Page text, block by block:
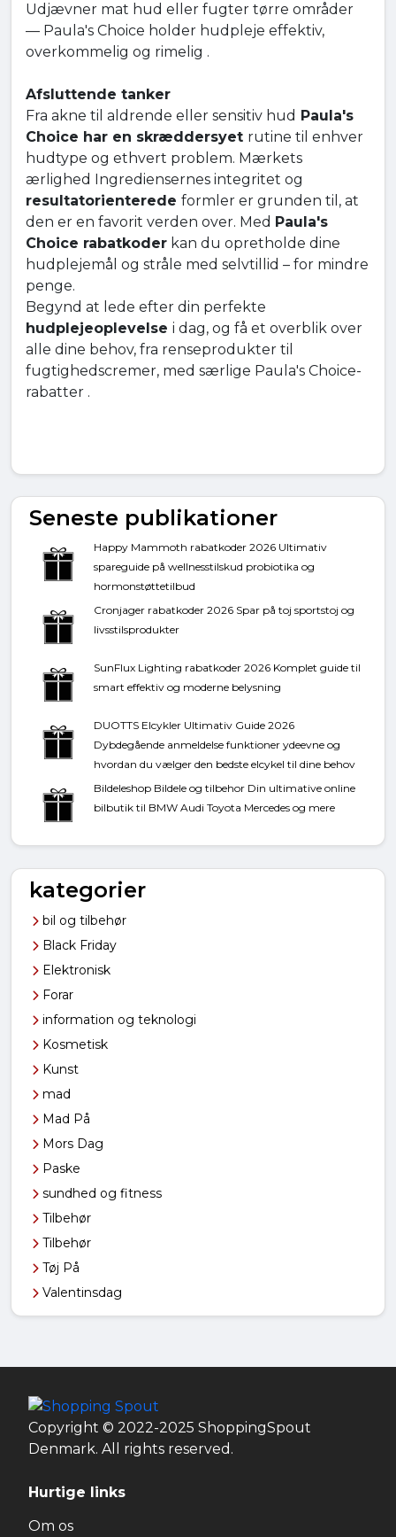
Udjævner mat hud eller fugter tørre områder
— Paula's Choice holder hudpleje effektiv,
overkommelig og rimelig .
Afsluttende tanker
Fra akne til aldrende eller sensitiv hud Paula's
Choice har en skræddersyet rutine til enhver
hudtype og ethvert problem. Mærkets
ærlighed Ingrediensernes integritet og
resultatorienterede formler er grunden til, at
den er en favorit verden over. Med Paula's
Choice rabatkoder kan du opretholde dine
hudplejemål og stråle med selvtillid – for mindre
penge.
Begynd at lede efter din perfekte
hudplejeoplevelse i dag, og få et overblik over
alle dine behov, fra renseprodukter til
fugtighedscremer, med særlige Paula's Choice-
rabatter .
Seneste publikationer
Happy Mammoth rabatkoder 2026 Ultimativ
spareguide på wellnesstilskud probiotika og
hormonstøttetilbud
Cronjager rabatkoder 2026 Spar på toj sportstoj og
livsstilsprodukter
SunFlux Lighting rabatkoder 2026 Komplet guide til
smart effektiv og moderne belysning
DUOTTS Elcykler Ultimativ Guide 2026
Dybdegående anmeldelse funktioner ydeevne og
hvordan du vælger den bedste elcykel til dine behov
Bildeleshop Bildele og tilbehor Din ultimative online
bilbutik til BMW Audi Toyota Mercedes og mere
kategorier
bil og tilbehør
Black Friday
Elektronisk
Forar
information og teknologi
Kosmetisk
Kunst
mad
Mad På
Mors Dag
Paske
sundhed og fitness
Tilbehør
Tilbehør
Tøj På
Valentinsdag
Copyright © 2022-2025 ShoppingSpout
Denmark. All rights reserved.
Hurtige links
Om os